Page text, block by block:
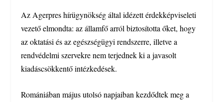
Az Agerpres hírügynökség által idézett érdekképviseleti
vezető elmondta: az államfő arról biztosította őket, hogy
az oktatási és az egészségügyi rendszerre, illetve a
rendvédelmi szervekre nem terjednek ki a javasolt
kiadáscsökkentő intézkedések.
Romániában május utolsó napjaiban kezdődtek meg a